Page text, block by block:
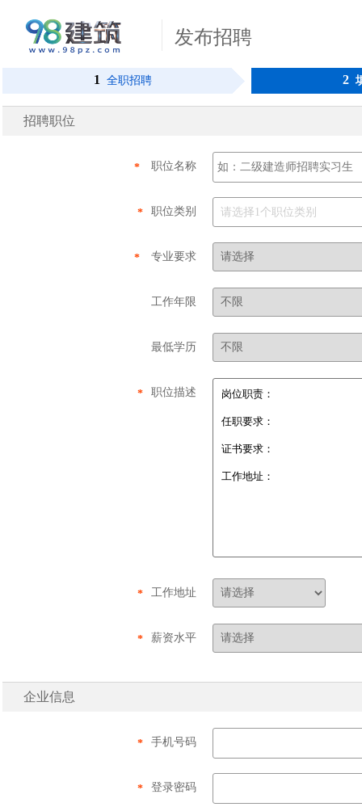
发布招聘
1 全职招聘 2
招聘职位
* 职位名称
* 职位类别 请选择1个职位类别
* 专业要求
工作年限
最低学历
* 职位描述
* 工作地址
* 薪资水平
企业信息
* 手机号码
* 登录密码